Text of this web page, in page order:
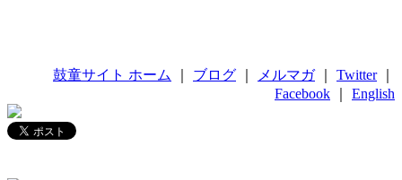
鼓童サイト ホーム ブログ メルマガ｜ Twitter｜
Facebook
English